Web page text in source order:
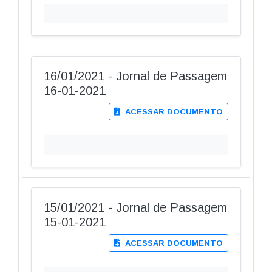
16/01/2021 - Jornal de Passagem
16-01-2021
ACESSAR DOCUMENTO
15/01/2021 - Jornal de Passagem
15-01-2021
ACESSAR DOCUMENTO